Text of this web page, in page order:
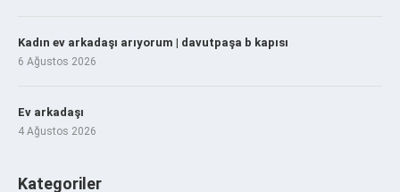
Kadın ev arkadaşı arıyorum | davutpaşa b kapısı
6 Ağustos 2026
Ev arkadaşı
4 Ağustos 2026
Kategoriler